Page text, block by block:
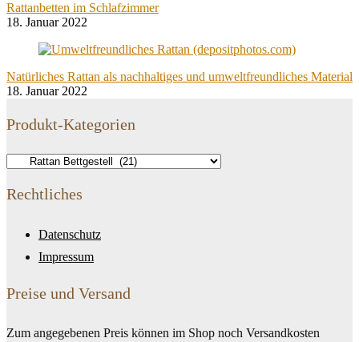
Rattanbetten im Schlafzimmer
18. Januar 2022
Natürliches Rattan als nachhaltiges und umweltfreundliches Material
18. Januar 2022
Produkt-Kategorien
Rechtliches
Datenschutz
Impressum
Preise und Versand
Zum angegebenen Preis können im Shop noch Versandkosten